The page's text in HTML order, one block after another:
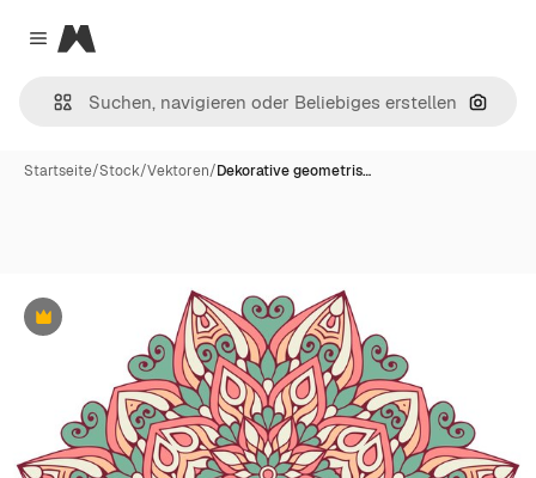
Close menu
Magnific
Nach
Startseite/Stock/Vektoren/Dekorative geometris…
Premium